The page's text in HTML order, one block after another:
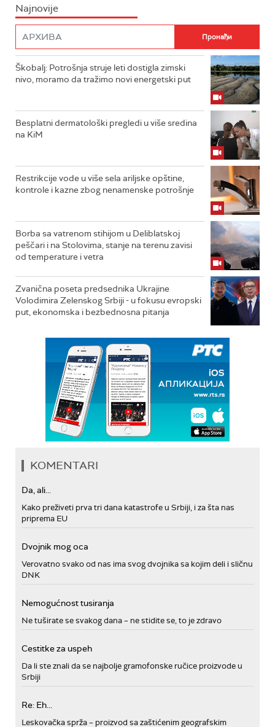
Najnovije
Škobalj: Potrošnja struje leti dostigla zimski
nivo, moramo da tražimo novi energetski put
Besplatni dermatološki pregledi u više sredina
na KiM
Restrikcije vode u više sela ariljske opštine,
kontrole i kazne zbog nenamenske potrošnje
Borba sa vatrenom stihijom u Deliblatskoj
peščari i na Stolovima, stanje na terenu zavisi
od temperature i vetra
Zvanična poseta predsednika Ukrajine
Volodimira Zelenskog Srbiji - u fokusu evropski
put, ekonomska i bezbednosna pitanja
KOMENTARI
Da, ali...
Kako preživeti prva tri dana katastrofe u Srbiji, i za šta nas
priprema EU
Dvojnik mog oca
Verovatno svako od nas ima svog dvojnika sa kojim deli i sličnu
DNK
Nemogućnost tusiranja
Ne tuširate se svakog dana – ne stidite se, to je zdravo
Cestitke za uspeh
Da li ste znali da se najbolje gramofonske ručice proizvode u
Srbiji
Re: Eh...
Leskovačka sprža – proizvod sa zaštićenim geografskim